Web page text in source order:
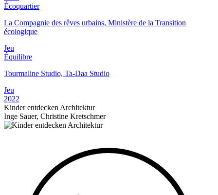
Écoquartier
La Compagnie des rêves urbains, Ministère de la Transition
écologique
Jeu
Équilibre
Tourmaline Studio, Ta-Daa Studio
Jeu
2022
Kinder entdecken Architektur
Inge Sauer, Christine Kretschmer